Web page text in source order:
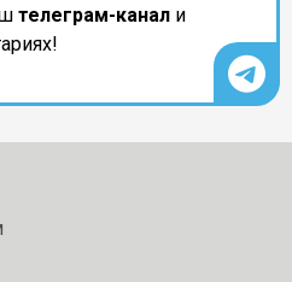
телеграм-канал и